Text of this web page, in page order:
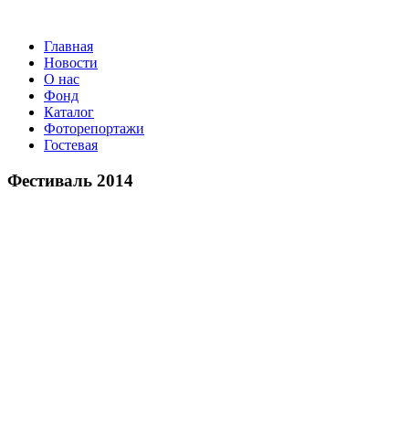
Главная
Новости
О нас
Фонд
Каталог
Фоторепортажи
Гостевая
Фестиваль 2014